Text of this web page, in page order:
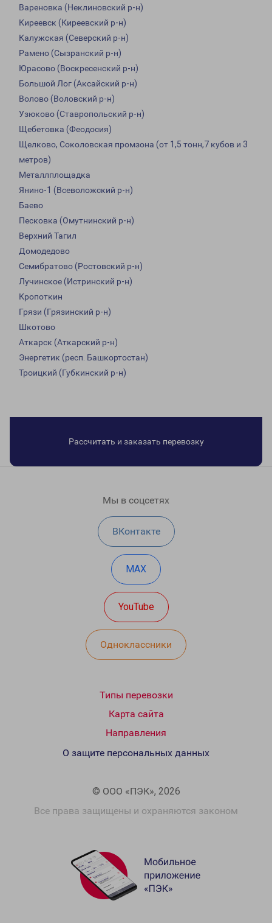
Вареновка (Неклиновский р-н)
Киреевск (Киреевский р-н)
Калужская (Северский р-н)
Рамено (Сызранский р-н)
Юрасово (Воскресенский р-н)
Большой Лог (Аксайский р-н)
Волово (Воловский р-н)
Узюково (Ставропольский р-н)
Щебетовка (Феодосия)
Щелково, Соколовская промзона (от 1,5 тонн,7 кубов и 3
метров)
Металлплощадка
Янино-1 (Всеволожский р-н)
Баево
Песковка (Омутнинский р-н)
Верхний Тагил
Домодедово
Семибратово (Ростовский р-н)
Лучинское (Истринский р-н)
Кропоткин
Грязи (Грязинский р-н)
Шкотово
Аткарск (Аткарский р-н)
Энергетик (респ. Башкортостан)
Троицкий (Губкинский р-н)
Рассчитать и заказать перевозку
Мы в соцсетях
ВКонтакте
MAX
YouTube
Одноклассники
Типы перевозки
Карта сайта
Направления
© ООО «ПЭК», 2026
Все права защищены и охраняются законом
О защите персональных данных